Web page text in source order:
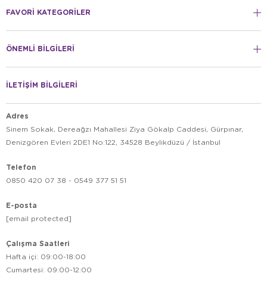
FAVORİ KATEGORİLER
ÖNEMLİ BİLGİLERİ
İLETİŞİM BİLGİLERİ
Adres
Sinem Sokak, Dereağzı Mahallesi Ziya Gökalp Caddesi, Gürpınar,
Denizgören Evleri 2DE1 No:122, 34528 Beylikdüzü / İstanbul
Telefon
0850 420 07 38 - 0549 377 51 51
E-posta
[email protected]
Çalışma Saatleri
Hafta içi: 09:00-18:00
Cumartesi: 09:00-12:00